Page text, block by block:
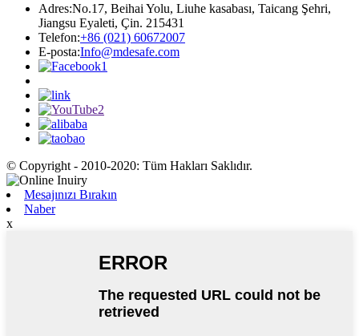
Adres:No.17, Beihai Yolu, Liuhe kasabası, Taicang Şehri,
Jiangsu Eyaleti, Çin. 215431
Telefon:+86 (021) 60672007
E-posta:Info@mdesafe.com
© Copyright - 2010-2020: Tüm Hakları Saklıdır.
Mesajınızı Bırakın
Naber
x